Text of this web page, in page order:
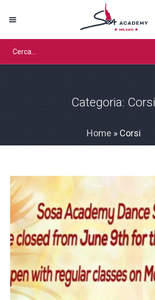
Categoria: Corsi
Home » Corsi